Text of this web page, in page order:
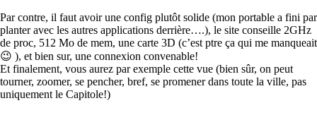
Par contre, il faut avoir une config plutôt solide (mon portable a fini par
planter avec les autres applications derrière….), le site conseille 2GHz
de proc, 512 Mo de mem, une carte 3D (c’est ptre ça qui me manqueait
😉 ), et bien sur, une connexion convenable!
Et finalement, vous aurez par exemple cette vue (bien sûr, on peut
tourner, zoomer, se pencher, bref, se promener dans toute la ville, pas
uniquement le Capitole!)